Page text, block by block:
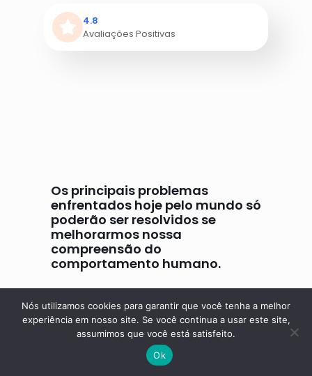
4.8
Avaliações Positivas
Os principais problemas
enfrentados hoje pelo mundo só
poderão ser resolvidos se
melhorarmos nossa
compreensão do
comportamento humano.
B. F. Skinner
Nós utilizamos cookies para garantir que você tenha a melhor
experiência em nosso site. Se você continua a usar este site,
assumimos que você está satisfeito.
Ok